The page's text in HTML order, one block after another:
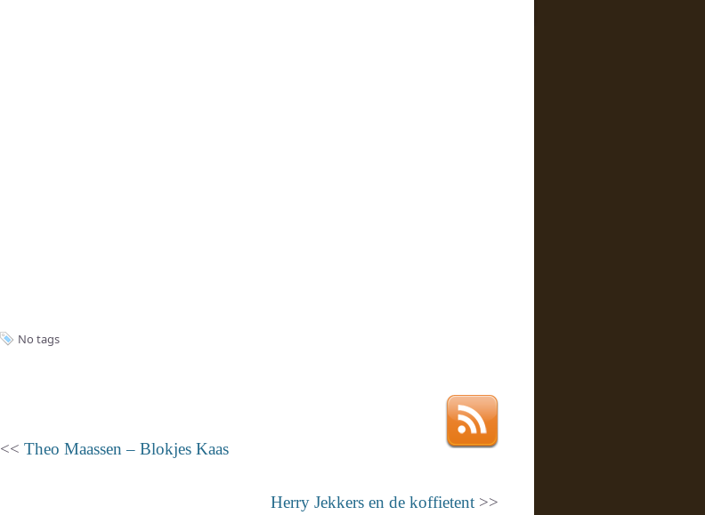
No tags
<< Theo Maassen – Blokjes Kaas
Herry Jekkers en de koffietent >>